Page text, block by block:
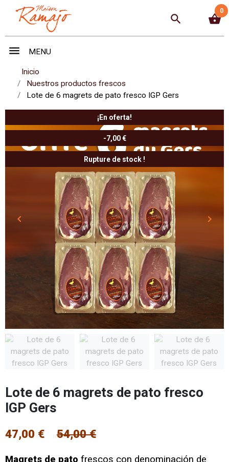
search shopping_basket
0
menu MENU
Inicio
Nuestros productos frescos
Lote de 6 magrets de pato fresco IGP Gers
¡En oferta!
-7,00 €
Rupture de stock !
Anterior
keyboard_arrow_left keyboard_arrow_right
Lote de 6 magrets de pato fresco
IGP Gers
47,00 € 54,00 €
Magrets de pato frescos con denominación de